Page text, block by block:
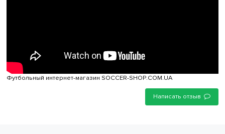
Футбольный интернет-магазин SOCCER-SHOP.COM.UA
Написать отзыв